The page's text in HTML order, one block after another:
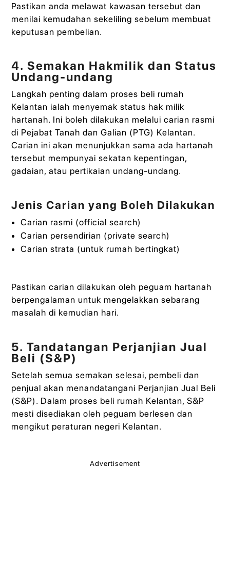
Pastikan anda melawat kawasan tersebut dan
menilai kemudahan sekeliling sebelum membuat
keputusan pembelian.
4. Semakan Hakmilik dan Status
Undang-undang
Langkah penting dalam proses beli rumah
Kelantan ialah menyemak status hak milik
hartanah. Ini boleh dilakukan melalui carian rasmi
di Pejabat Tanah dan Galian (PTG) Kelantan.
Carian ini akan menunjukkan sama ada hartanah
tersebut mempunyai sekatan kepentingan,
gadaian, atau pertikaian undang-undang.
Jenis Carian yang Boleh Dilakukan
Carian rasmi (official search)
Carian persendirian (private search)
Carian strata (untuk rumah bertingkat)
Pastikan carian dilakukan oleh peguam hartanah
berpengalaman untuk mengelakkan sebarang
masalah di kemudian hari.
5. Tandatangan Perjanjian Jual
Beli (S&P)
Setelah semua semakan selesai, pembeli dan
penjual akan menandatangani Perjanjian Jual Beli
(S&P). Dalam proses beli rumah Kelantan, S&P
mesti disediakan oleh peguam berlesen dan
mengikut peraturan negeri Kelantan.
Advertisement